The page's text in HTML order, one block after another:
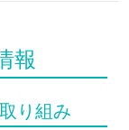
報
り組み